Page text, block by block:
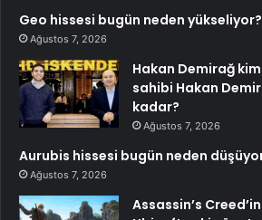
Geo hissesi bugün neden yükseliyor?
Ağustos 7, 2026
Hakan Demirağ
sahibi Hakan
kadar?
Ağustos 7, 2026
Aurubis hissesi bugün neden
Ağustos 7, 2026
Assassin’s